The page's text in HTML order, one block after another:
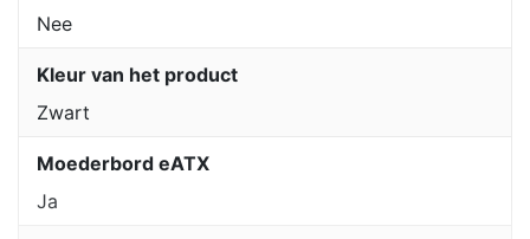
Nee
Kleur van het product
Zwart
Moederbord eATX
Ja